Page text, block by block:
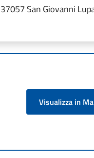
San Giovanni
Visualizza in